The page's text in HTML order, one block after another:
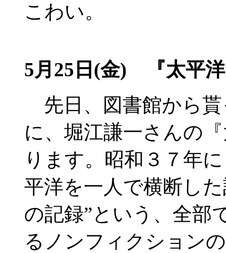
こわい。
5月25日(金) 『太平
先日、図書館から
に、堀江謙一さんの
ります。昭和３７年
平洋を一人で横断し
の記録”という、全部
るノンフィクション